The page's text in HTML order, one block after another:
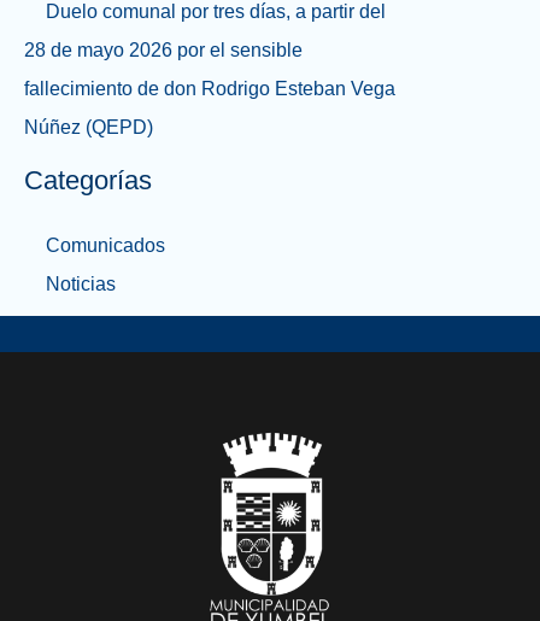
Duelo comunal por tres días, a partir del
28 de mayo 2026 por el sensible
fallecimiento de don Rodrigo Esteban Vega
Núñez (QEPD)
Categorías
Comunicados
Noticias